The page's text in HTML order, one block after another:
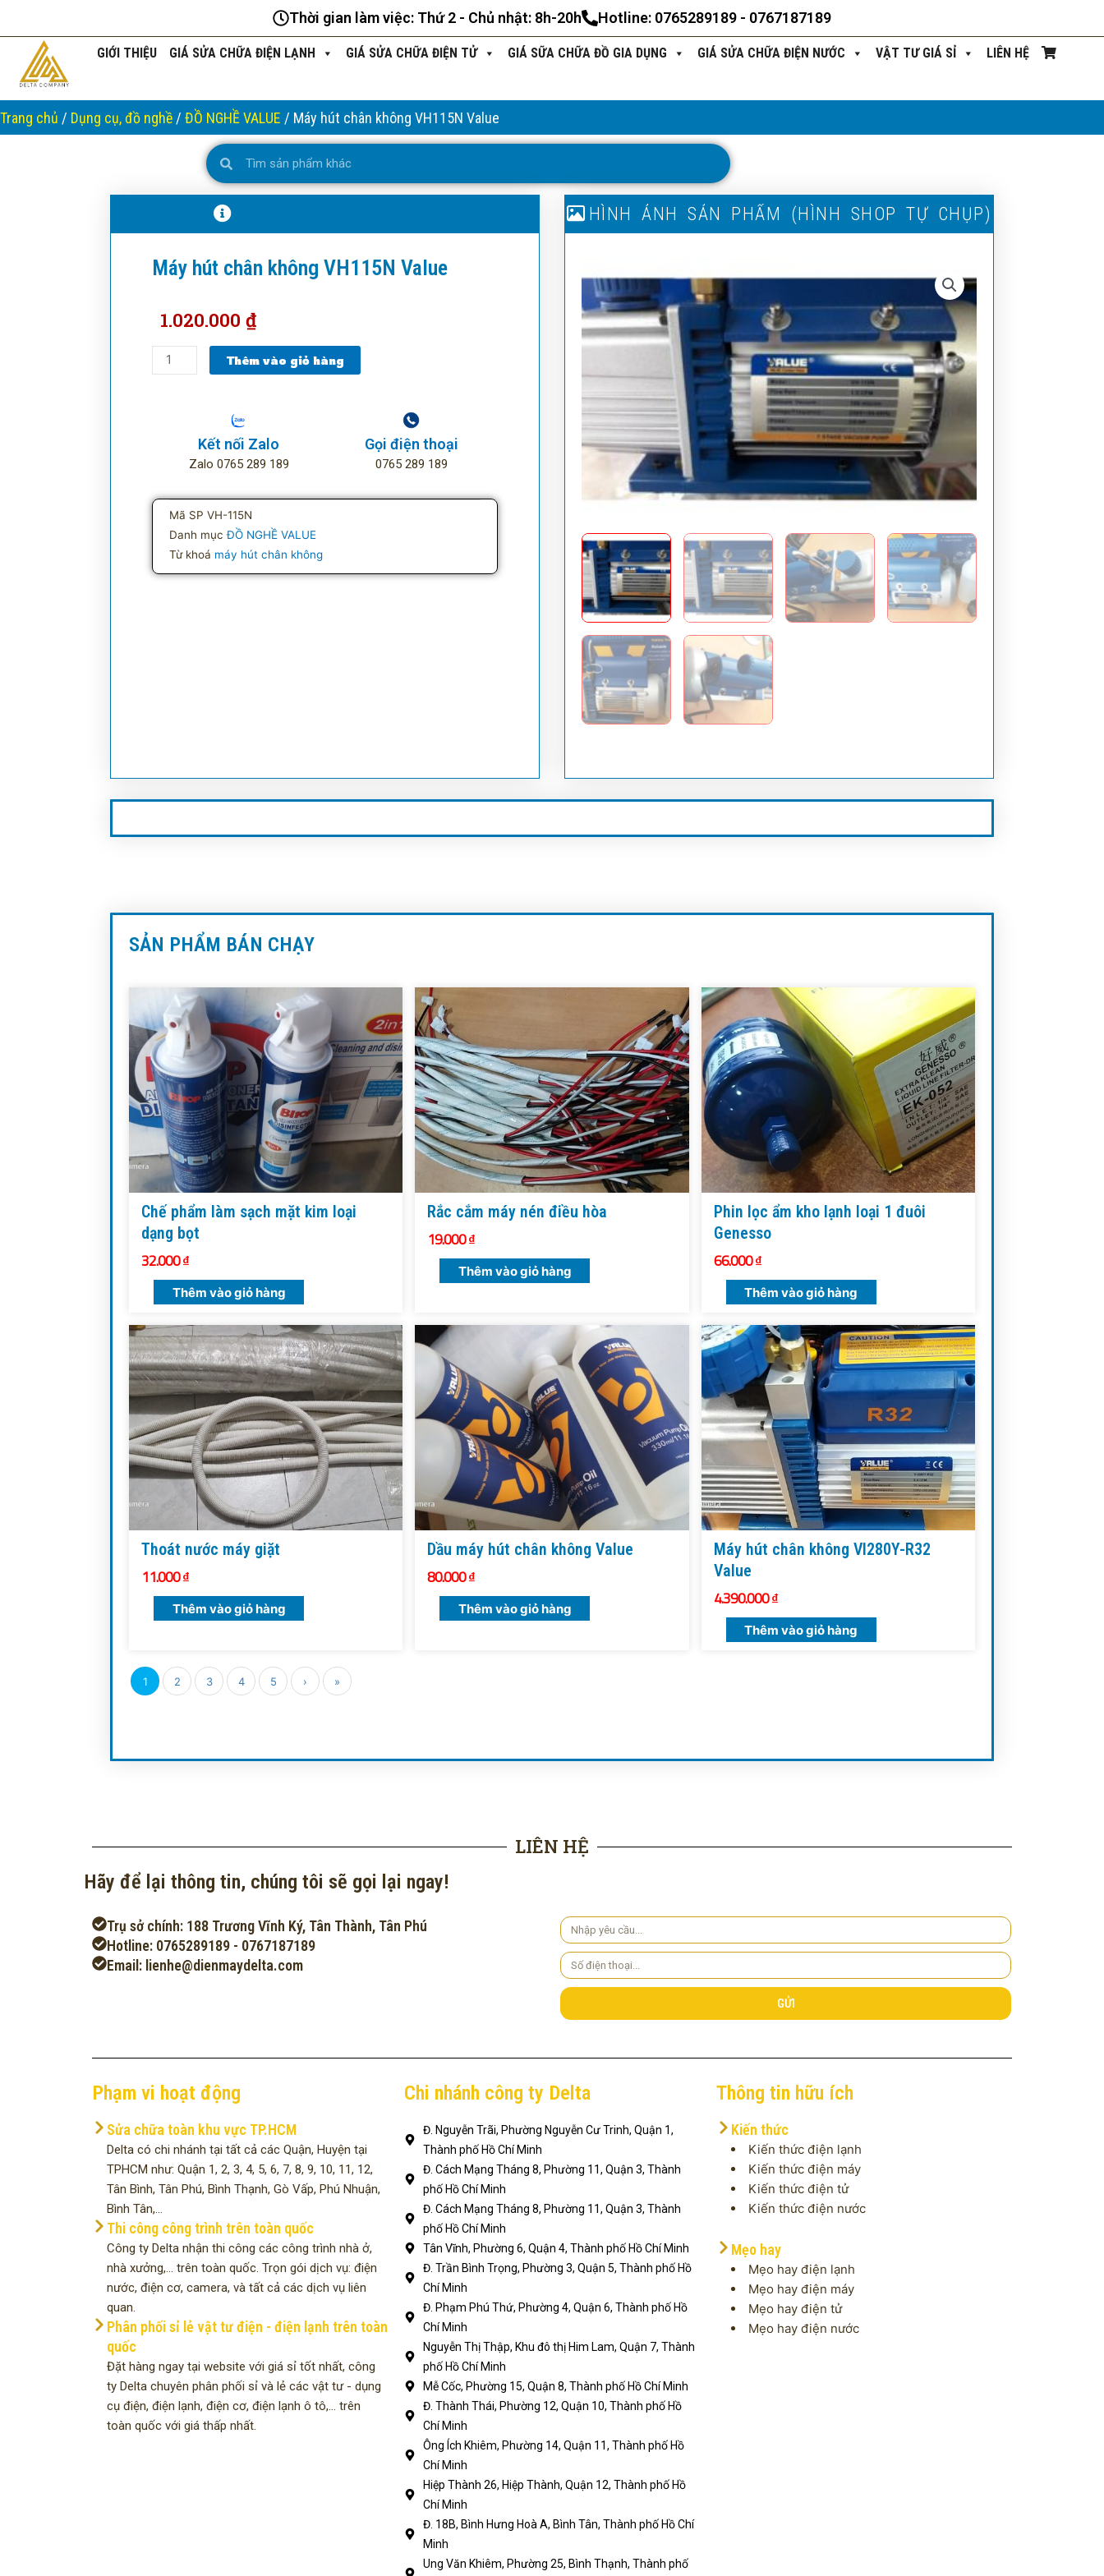
dung
Thời gian làm việc: Thứ 2 - Chủ nhật: 8h-20h Hotline: 0765289189 - 0767187189
GIỚI THIỆU GIÁ SỬA CHỮA ĐIỆN LẠNH GIÁ SỬA CHỮA ĐIỆN TỬ GIÁ SỮA CHỮA ĐỒ GIA DỤNG GIÁ SỬA CHỮA ĐIỆN NƯỚC VẬT TƯ GIÁ SỈ LIÊN HỆ
Trang chủ / Dụng cụ, đồ nghề / ĐỒ NGHỀ VALUE / Máy hút chân không VH115N Value
SearchSearch
N PHẨM
Máy hút chân không VH115N Value
1.020.000₫
Máy
hút
lượng
Thêm vào giỏ hàng
Kết nối Zalo
Zalo 0765 289 189
Gọi điện thoại
0765 289 189
Mã SPVH-115N
Danh mục ĐỒ NGHỀ VALUE
Từ khoá máy hút chân không
HÌ NH ẢNH SẢN PHẨM (H ÌN H SH OP TỰ CH ỤP)
SẢN PHẨM BÁN CHẠY
Chế phẩm làm sạch mặt kim loại
dạng bọt
32.000₫
Thêm vào giỏ hàng
Rắc cắm máy nén điều hòa
19.000₫
Thêm vào giỏ hàng
Phin lọc ẩm kho lạnh loại 1 đuôi
Genesso
66.000₫
Thêm vào giỏ hàng
Thoát nước máy giặt
11.000₫
Thêm vào giỏ hàng
Dầu máy hút chân không Value
80.000₫
Thêm vào giỏ hàng
Máy hút chân không VI280Y-R32
Value
4.390.000₫
Thêm vào giỏ hàng
1 2 3 4 5 › »
LIÊN HỆ
Hãy để lại thông tin, chúng tôi sẽ gọi lại ngay!
Trụ sở chính: 188 Trương Vĩnh Ký, Tân Thành, Tân Phú
Hotline: 0765289189 - 0767187189
Email: lienhe@dienmaydelta.com
Yêu
cầu
Số
điện
thoại
GỬI
Phạm vi hoạt động
Sửa chữa toàn khu vực TP.HCM
Delta có chi nhánh tại tất cả các Quận, Huyện tại
TPHCM như: Quận 1, 2, 3, 4, 5, 6, 7, 8, 9, 10, 11, 12,
Tân Bình, Tân Phú, Bình Thạnh, Gò Vấp, Phú Nhuận,
Bình Tân,...
Thi công công trình trên toàn quốc
Công ty Delta nhận thi công các công trình nhà ở,
nhà xưởng,... trên toàn quốc. Trọn gói dịch vụ: điện
nước, điện cơ, camera, và tất cả các dịch vụ liên
quan.
Phân phối sỉ lẻ vật tư điện - điện lạnh trên toàn
quốc
Đặt hàng ngay tại website với giá sỉ tốt nhất, công
ty Delta chuyên phân phối sỉ và lẻ các vật tư - dụng
cụ điện, điện lạnh, điện cơ, điện lạnh ô tô,... trên
toàn quốc với giá thấp nhất.
Chi nhánh công ty Delta
Đ. Nguyễn Trãi, Phường Nguyễn Cư Trinh, Quận 1,
Thành phố Hồ Chí Minh
Đ. Cách Mạng Tháng 8, Phường 11, Quận 3, Thành
phố Hồ Chí Minh
Đ. Cách Mạng Tháng 8, Phường 11, Quận 3, Thành
phố Hồ Chí Minh
Tân Vĩnh, Phường 6, Quận 4, Thành phố Hồ Chí Minh
Đ. Trần Bình Trọng, Phường 3, Quận 5, Thành phố Hồ
Chí Minh
Đ. Phạm Phú Thứ, Phường 4, Quận 6, Thành phố Hồ
Chí Minh
Nguyễn Thị Thập, Khu đô thị Him Lam, Quận 7, Thành
phố Hồ Chí Minh
Mễ Cốc, Phường 15, Quận 8, Thành phố Hồ Chí Minh
Đ. Thành Thái, Phường 12, Quận 10, Thành phố Hồ
Chí Minh
Ông Ích Khiêm, Phường 14, Quận 11, Thành phố Hồ
Chí Minh
Hiệp Thành 26, Hiệp Thành, Quận 12, Thành phố Hồ
Chí Minh
Đ. 18B, Bình Hưng Hoà A, Bình Tân, Thành phố Hồ Chí
Minh
Ung Văn Khiêm, Phường 25, Bình Thạnh, Thành phố
Thông tin hữu ích
Kiến thức
Kiến thức điện lạnh
Kiến thức điện máy
Kiến thức điện tử
Kiến thức điện nước
Mẹo hay
Mẹo hay điện lạnh
Mẹo hay điện máy
Mẹo hay điện tử
Mẹo hay điện nước